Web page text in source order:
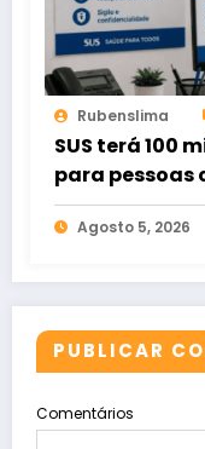
Rubenslima
SUS terá 100
para pessoas
apostas em
Agosto 5, 2026
PUBLICAR
Comentários